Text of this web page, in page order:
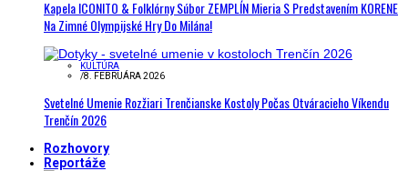
Kapela ICONITO & Folklórny Súbor ZEMPLÍN Mieria S Predstavením KORENE
Na Zimné Olympijské Hry Do Milána!
KULTÚRA
/8. FEBRUÁRA 2026
Svetelné Umenie Rozžiari Trenčianske Kostoly Počas Otváracieho Víkendu
Trenčín 2026
Rozhovory
Reportáže